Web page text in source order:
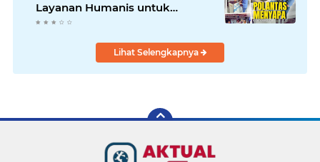
Layanan Humanis untuk
Pendaftaran Pemohon SIM
Lihat Selengkapnya